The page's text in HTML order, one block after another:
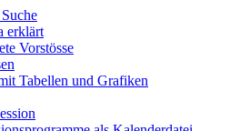
erklärt
Vorstösse
Tabellen und Grafiken